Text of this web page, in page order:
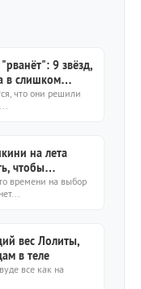
9 звёзд,
в слишком
что они решили
на лета
чтобы
времени на выбор
вес Лолиты,
в теле
все как на